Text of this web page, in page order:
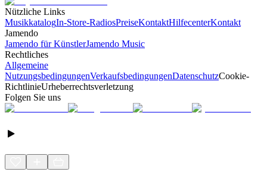
Nützliche Links
MusikkatalogIn-Store-RadiosPreiseKontaktHilfecenterKontakt
Jamendo
Jamendo für KünstlerJamendo Music
Rechtliches
Allgemeine
NutzungsbedingungenVerkaufsbedingungenDatenschutzCookie-
RichtlinieUrheberrechtsverletzung
Folgen Sie uns